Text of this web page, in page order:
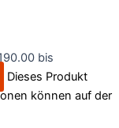
bis
Dieses Produkt
können auf der